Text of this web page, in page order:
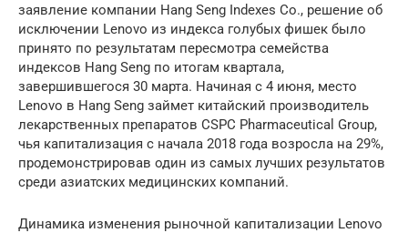
заявление компании Hang Seng Indexes Co., решение об
исключении Lenovo из индекса голубых фишек было
принято по результатам пересмотра семейства
индексов Hang Seng по итогам квартала,
завершившегося 30 марта. Начиная с 4 июня, место
Lenovo в Hang Seng займет китайский производитель
лекарственных препаратов CSPC Pharmaceutical Group,
чья капитализация с начала 2018 года возросла на 29%,
продемонстрировав один из самых лучших результатов
среди азиатских медицинских компаний.
Динамика изменения рыночной капитализации Lenovo